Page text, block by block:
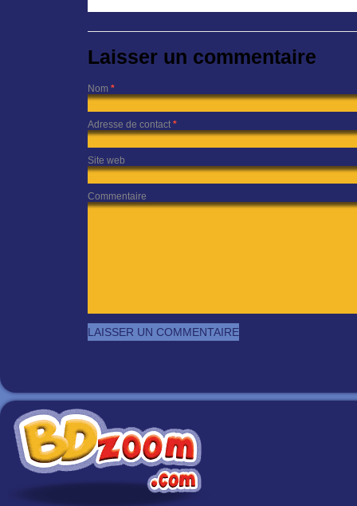
Laisser un commentaire
Nom *
Adresse de contact *
Site web
Commentaire